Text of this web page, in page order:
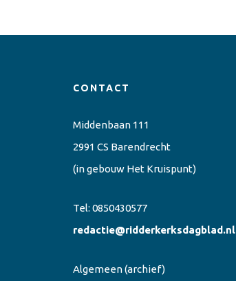
CONTACT
Middenbaan 111
2991 CS Barendrecht
(in gebouw Het Kruispunt)
Tel: 0850430577
redactie@ridderkerksdagblad.nl
Algemeen(archief)